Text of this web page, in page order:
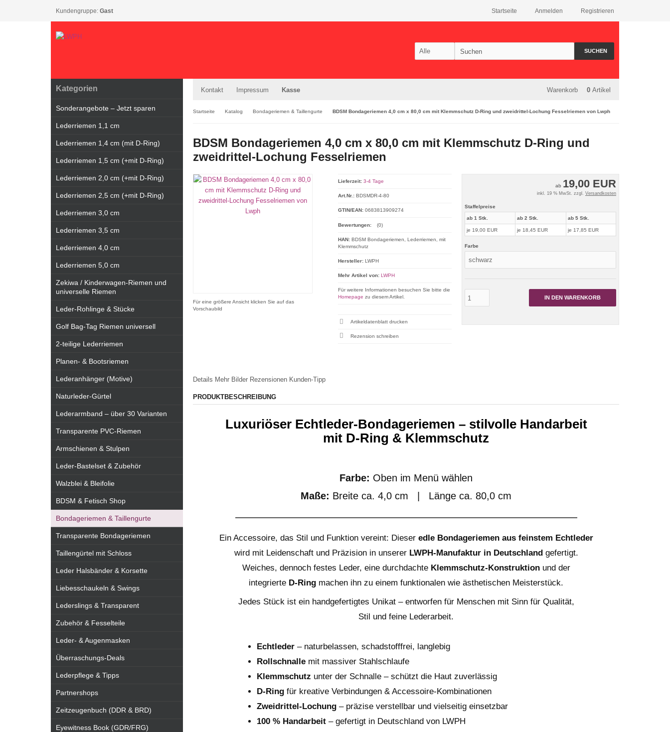
Kundengruppe: Gast Registrieren
Anmelden
Startseite
SUCHEN
Kontakt Impressum Kasse Warenkorb 0 Artikel
Startseite Katalog Bondageriemen & Taillengurte BDSM Bondageriemen 4,0 cm x 80,0 cm mit Klemmschutz D-Ring und zweidrittel-Lochung Fesselriemen von Lwph
BDSM Bondageriemen 4,0 cm x 80,0 cm mit Klemmschutz D-Ring und
zweidrittel-Lochung Fesselriemen
Für eine größere Ansicht klicken Sie auf das
Vorschaubild
ab 19,00 EUR
inkl. 19 % MwSt. zzgl. Versandkosten
Staffelpreise
ab 1 Stk.
je 19,00 EUR
ab 2 Stk.
je 18,45 EUR
ab 5 Stk.
je 17,85 EUR
Farbe
IN DEN WARENKORB
Lieferzeit: 3-4 Tage
Art.Nr.: BDSMDR-4-80
GTIN/EAN: 0683813909274
Bewertungen: (0)
HAN:BDSM Bondageriemen, Lederriemen, mit
Klemmschutz
Hersteller: LWPH
Mehr Artikel von: LWPH
Für weitere Informationen besuchen Sie bitte die
Homepage zu diesem Artikel.
Artikeldatenblatt drucken
Rezension schreiben
Details Mehr Bilder Rezensionen Kunden-Tipp
PRODUKTBESCHREIBUNG
Luxuriöser Echtleder-Bondageriemen – stilvolle Handarbeit
mit D-Ring & Klemmschutz
Farbe: Oben im Menü wählen
Maße: Breite ca. 4,0 cm | Länge ca. 80,0 cm
Ein Accessoire, das Stil und Funktion vereint: Dieser edle Bondageriemen aus feinstem Echtleder
wird mit Leidenschaft und Präzision in unserer LWPH-Manufaktur in Deutschlandgefertigt.
Weiches, dennoch festes Leder, eine durchdachte Klemmschutz-Konstruktionund der
integrierte D-Ring machen ihn zu einem funktionalen wie ästhetischen Meisterstück.
Jedes Stück ist ein handgefertigtes Unikat – entworfen für Menschen mit Sinn für Qualität,
Stil und feine Lederarbeit.
Echtleder – naturbelassen, schadstofffrei, langlebig
Rollschnalle mit massiver Stahlschlaufe
Klemmschutz unter der Schnalle – schützt die Haut zuverlässig
D-Ring für kreative Verbindungen & Accessoire-Kombinationen
Zweidrittel-Lochung – präzise verstellbar und vielseitig einsetzbar
100 % Handarbeit – gefertigt in Deutschland von LWPH
Kategorien
Sonderangebote – Jetzt sparen
Lederriemen 1,1 cm
Lederriemen 1,4 cm (mit D-Ring)
Lederriemen 1,5 cm (+mit D-Ring)
Lederriemen 2,0 cm (+mit D-Ring)
Lederriemen 2,5 cm (+mit D-Ring)
Lederriemen 3,0 cm
Lederriemen 3,5 cm
Lederriemen 4,0 cm
Lederriemen 5,0 cm
Zekiwa / Kinderwagen-Riemen und
universelle Riemen
Leder-Rohlinge & Stücke
Golf Bag-Tag Riemen universell
2-teilige Lederriemen
Planen- & Bootsriemen
Lederanhänger (Motive)
Naturleder-Gürtel
Lederarmband – über 30 Varianten
Transparente PVC-Riemen
Armschienen & Stulpen
Leder-Bastelset & Zubehör
Walzblei & Bleifolie
BDSM & Fetisch Shop
Bondageriemen & Taillengurte
Transparente Bondageriemen
Taillengürtel mit Schloss
Leder Halsbänder & Korsette
Liebesschaukeln & Swings
Lederslings & Transparent
Zubehör & Fesselteile
Leder- & Augenmasken
Überraschungs-Deals
Lederpflege & Tipps
Partnershops
Zeitzeugenbuch (DDR & BRD)
Eyewitness Book (GDR/FRG)